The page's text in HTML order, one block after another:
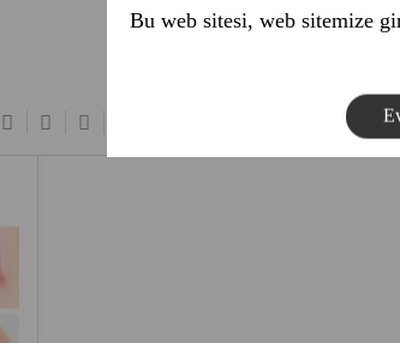
Bu web sitesi, web sitemize